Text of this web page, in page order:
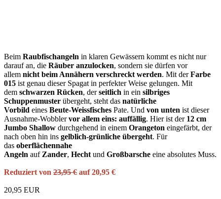
Beim Raubfischangeln in klaren Gewässern kommt es nicht nur
darauf an, die Räuber anzulocken, sondern sie dürfen vor
allem nicht beim Annähern verschreckt werden. Mit derFarbe
015 ist genau dieser Spagat in perfekter Weise gelungen. Mit
dem schwarzen Rücken, derseitlich in ein silbriges
Schuppenmuster übergeht, steht das natürliche
Vorbild eines Beute-Weissfisches Pate. Und von unten ist dieser
Ausnahme-Wobblervor allem eins: auffällig. Hier ist der 12 cm
Jumbo Shallow durchgehend in einem Orangeton eingefärbt, der
nach oben hin ins gelblich-grünliche übergeht. Für
das oberflächennahe
Angeln auf Zander, Hecht und Großbarsche eine absolutes Muss.
Reduziert von 23,95 € auf 20,95 €
20,95 EUR